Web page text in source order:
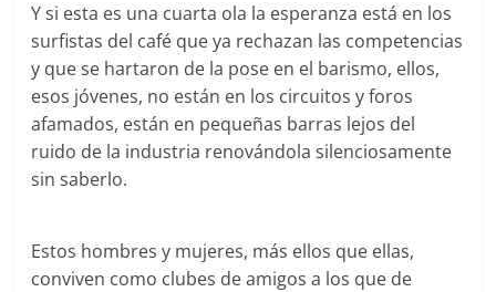
Y si esta es una cuarta ola la esperanza está en los
surfistas del café que ya rechazan las competencias
y que se hartaron de la pose en el barismo, ellos,
esos jóvenes, no están en los circuitos y foros
afamados, están en pequeñas barras lejos del
ruido de la industria renovándola silenciosamente
sin saberlo.
Estos hombres y mujeres, más ellos que ellas,
conviven como clubes de amigos a los que de